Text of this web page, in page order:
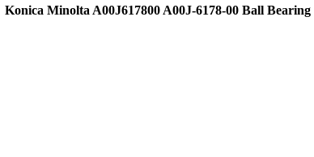
Konica Minolta A00J617800 A00J-6178-00 Ball Bearing